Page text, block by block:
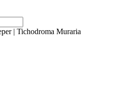
| Tichodroma Muraria